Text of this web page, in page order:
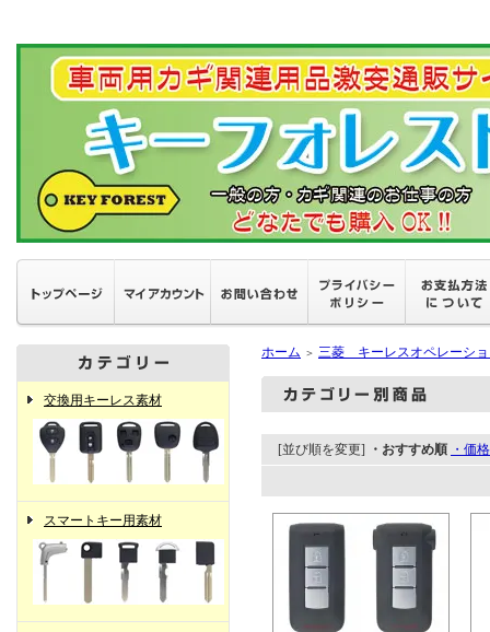
交換用キーレス素材
スマートキー用素材
ホーム ＞ 三菱 キーレスオペレーシ
[並び順を変更] ・おすすめ順 ・価